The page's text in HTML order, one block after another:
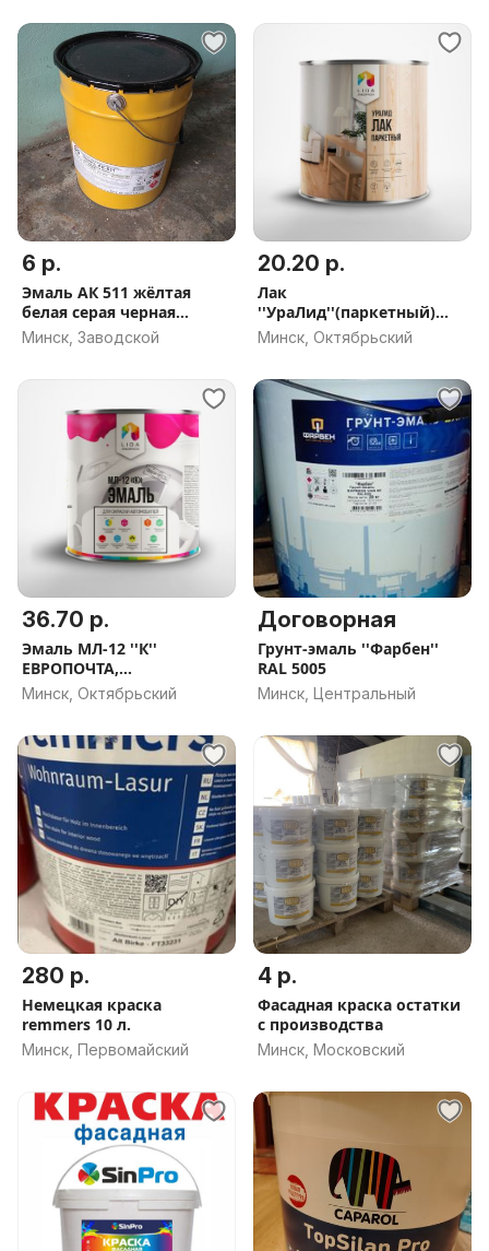
6 р.
Эмаль АК 511 жёлтая
белая серая черная
краска
Минск, Заводской
20.20 р.
Лак
''УраЛид''(паркетный)
ГЛЯНЦЕВЫЙ 2л.,
ЕВРОПОЧТА,
Минск, Октябрьский
36.70 р.
Эмаль МЛ-12 ''К''
ЕВРОПОЧТА,
НАЛОЖЕННЫЙ ПЛАТЁЖ
Минск, Октябрьский
Договорная
Грунт-эмаль ''Фарбен''
RAL 5005
Минск, Центральный
280 р.
Немецкая краска
remmers 10 л.
Минск, Первомайский
4 р.
Фасадная краска остатки
с производства
Минск, Московский